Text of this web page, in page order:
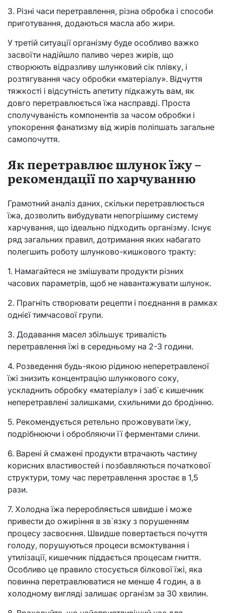
3. Різні часи перетравлення, різна обробка і способи
приготування, додаються масла або жири.
У третій ситуації організму буде особливо важко
засвоїти надійшло паливо через жирів, що
створюють відразливу шлунковий сік плівку, і
розтягування часу обробки «матеріалу». Відчуття
тяжкості і відсутність апетиту підкажуть вам, як
довго перетравлюється їжа насправді. Проста
сполучуваність компонентів за часом обробки і
упокорення фанатизму від жирів поліпшать загальне
самопочуття.
Як перетравлює шлунок їжу –
рекомендації по харчуванню
Грамотний аналіз даних, скільки перетравлюється
їжа, дозволить вибудувати непогрішиму систему
харчування, що ідеально підходить організму. Існує
ряд загальних правил, дотримання яких набагато
полегшить роботу шлунково-кишкового тракту:
1. Намагайтеся не змішувати продукти різних
часових параметрів, щоб не навантажувати шлунок.
2. Прагніть створювати рецепти і поєднання в рамках
однієї тимчасової групи.
3. Додавання масел збільшує тривалість
перетравлення їжі в середньому на 2-3 години.
4. Розведення будь-якою рідиною неперетравленої
їжі знизить концентрацію шлункового соку,
ускладнить обробку «матеріалу» і заб`є кишечник
неперетравлені залишками, схильними до бродінню.
5. Рекомендується ретельно прожовувати їжу,
подрібнюючи і обробляючи її ферментами слини.
6. Варені й смажені продукти втрачають частину
корисних властивостей і позбавляються початкової
структури, тому час перетравлення зростає в 1,5
рази.
7. Холодна їжа переробляється швидше і може
привести до ожиріння в зв`язку з порушенням
процесу засвоєння. Швидше повертається почуття
голоду, порушуються процеси всмоктування і
утилізації, кишечник піддається процесам гниття.
Особливо це правило стосується білкової їжі, яка
повинна перетравлюватися не менше 4 годин, а в
холодному вигляді залишає організм за 30 хвилин.